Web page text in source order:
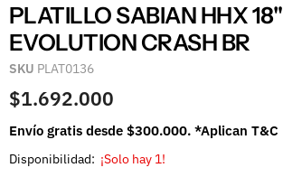
PLATILLO SABIAN HHX 18"
EVOLUTION CRASH BR
SKU PLAT0136
$1.692.000
Envío gratis desde $300.000. *Aplican T&C
Disponibilidad: ¡Solo hay 1!